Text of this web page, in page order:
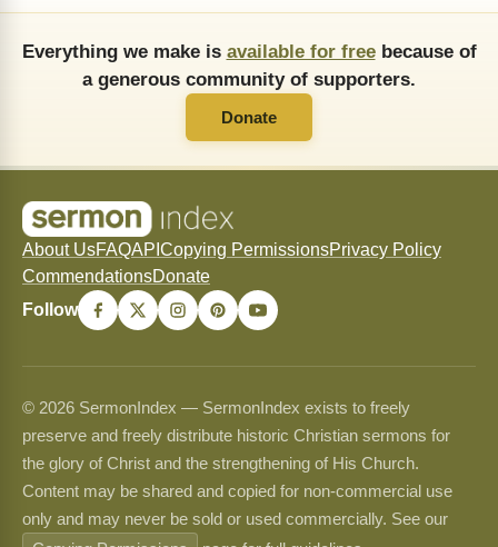
Everything we make is available for freebecause of
a generous community of supporters.
Donate
About UsFAQAPI Copying PermissionsPrivacy Policy
CommendationsDonate
Follow
© 2026 SermonIndex — SermonIndex exists to freely
preserve and freely distribute historic Christian sermons for
the glory of Christ and the strengthening of His Church.
Content may be shared and copied for non-commercial use
only and may never be sold or used commercially. See our